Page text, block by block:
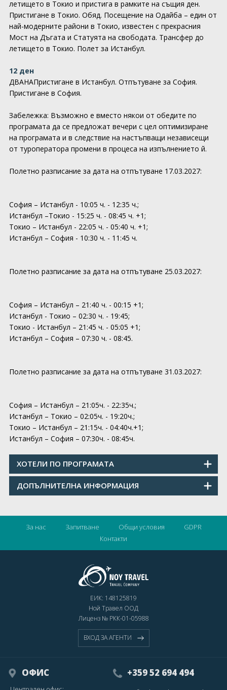
летището в Токио и пристига в рамките на същия ден.
Пристигане в Токио. Обяд. Посещение на Одайба – един от
най-модерните райони в Токио, известен с прекрасния
Мост на Дъгата и Статуята на свободата. Трансфер до
летището в Токио. Полет за Истанбул.
12 ден
ДВАНАПристигане в Истанбул. Отпътуване за София.
Пристигане в София.
Забележка: Възможно е вместо някои от обедите по
програмата да се предложат вечери с цел оптимизиране
на програмата и в следствие на настъпващи независещи
от туроператора промени в процеса на изпълнението й.
Полетно разписание за дата на отпътуване 17.03.2027:
София – Истанбул - 10:05 ч. - 12:35 ч.;
Истанбул –Токио - 15:25 ч. - 08:45 ч. +1;
Токио – Истанбул - 22:05 ч. - 05:40 ч. +1;
Истанбул – София - 10:30 ч. - 11:45 ч.
Полетно разписание за дата на отпътуване 25.03.2027:
София – Истанбул – 21:40 ч. - 00:15 +1;
Истанбул - Токио – 02:30 ч. - 19:45;
Токио - Истанбул – 21:45 ч. - 05:05 +1;
Истанбул – София – 07:30 ч. - 08:45.
Полетно разписание за дата на отпътуване 31.03.2027:
София – Истанбул – 21:05ч. - 22:35ч.;
Истанбул – Токио – 02:05ч. - 19:20ч.;
Токио – Истанбул – 21:15ч. - 04:40ч.+1;
Истанбул – София – 07:30ч. - 08:45ч.
ХОТЕЛИ ПО ПРОГРАМАТА
ДОПЪЛНИТЕЛНА ИНФОРМАЦИЯ
За нас Запитване Общи условия
GDPR
Контакти
ЕИК: 148125819
Ной Травел ООД
Лиценз № РКК-01-05988
ВХОД ЗА АГЕНТИ
ОФИС +359 52 694 494